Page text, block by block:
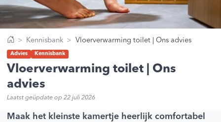
Kennisbank Vloerverwarming toilet | Ons advies
Advies Kennisbank
Vloerverwarming toilet | Ons
advies
Laatst geüpdate op 22 juli 2026
Maak het kleinste kamertje heerlijk comfortabel